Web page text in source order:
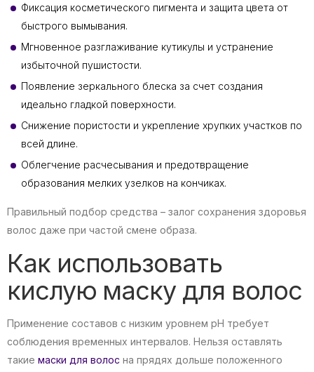
Фиксация косметического пигмента и защита цвета от
быстрого вымывания.
Мгновенное разглаживание кутикулы и устранение
избыточной пушистости.
Появление зеркального блеска за счет создания
идеально гладкой поверхности.
Снижение пористости и укрепление хрупких участков по
всей длине.
Облегчение расчесывания и предотвращение
образования мелких узелков на кончиках.
Правильный подбор средства – залог сохранения здоровья
волос даже при частой смене образа.
Как использовать
кислую маску для волос
Применение составов с низким уровнем pH требует
соблюдения временных интервалов. Нельзя оставлять
такие маски для волос на прядях дольше положенного